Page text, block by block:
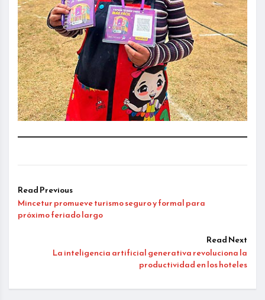
Read Previous
Mincetur promueve turismo seguro y formal para
próximo feriado largo
Read Next
La inteligencia artificial generativa revoluciona la
productividad en los hoteles